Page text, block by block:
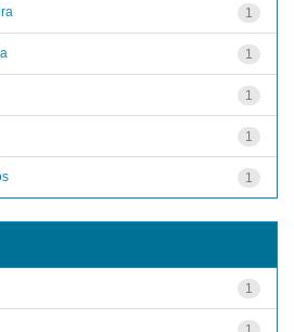
1
1
1
1
1
1